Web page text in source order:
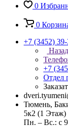
0
0
+7 (3452)
Назад
+7
Отдел
Тюмень,
5к2 (1 Этаж)
Пн. – Вс.: с